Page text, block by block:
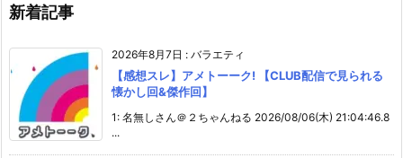
新着記事
2026年8月7日 : バラエティ
【感想スレ】アメトーーク! 【CLUB配信で見られる
懐かし回&傑作回】
1: 名無しさん＠２ちゃんねる 2026/08/06(木) 21:04:46.8
...